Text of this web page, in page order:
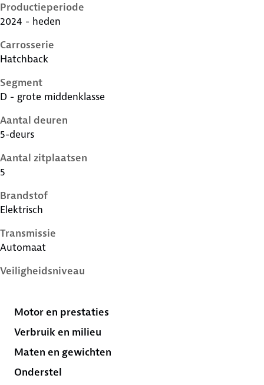
Productieperiode
2024 - heden
Carrosserie
Hatchback
Segment
D - grote middenklasse
Aantal deuren
5-deurs
Aantal zitplaatsen
5
Brandstof
Elektrisch
Transmissie
Automaat
Veiligheidsniveau
Motor en prestaties
Verbruik en milieu
Maten en gewichten
Onderstel